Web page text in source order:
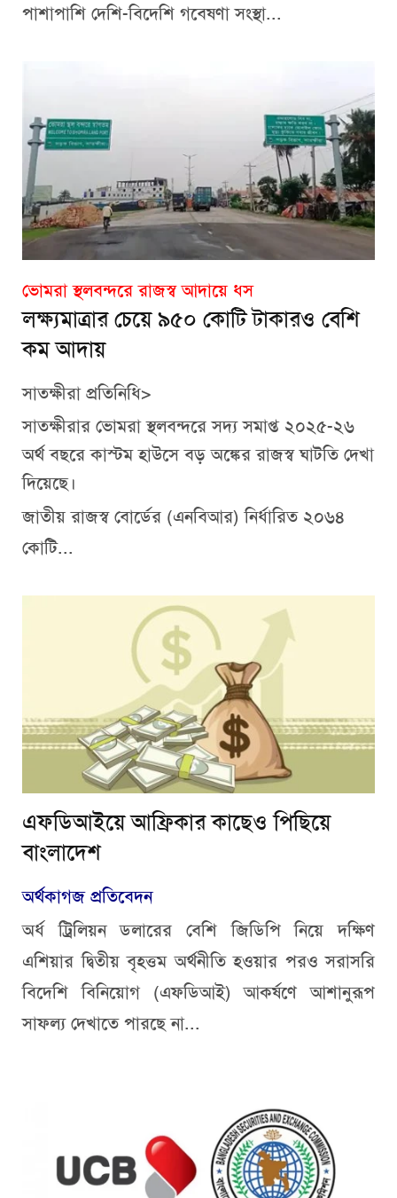
পাশাপাশি দেশি-বিদেশি গবেষণা সংস্থা...
ভোমরা স্থলবন্দরে রাজস্ব আদায়ে ধস
লক্ষ্যমাত্রার চেয়ে ৯৫০ কোটি টাকারও বেশি
কম আদায়
‎সাতক্ষীরা প্রতিনিধি>
সাতক্ষীরার ভোমরা স্থলবন্দরে সদ্য সমাপ্ত ২০২৫-২৬
অর্থ বছরে কাস্টম হাউসে বড় অঙ্কের রাজস্ব ঘাটতি দেখা
দিয়েছে।
জাতীয় রাজস্ব বোর্ডের (এনবিআর) নির্ধারিত ২০৬৪
কোটি...
এফডিআইয়ে আফ্রিকার কাছেও পিছিয়ে
বাংলাদেশ
অর্থকাগজ প্রতিবেদন
অর্ধ ট্রিলিয়ন ডলারের বেশি জিডিপি নিয়ে দক্ষিণ
এশিয়ার দ্বিতীয় বৃহত্তম অর্থনীতি হওয়ার পরও সরাসরি
বিদেশি বিনিয়োগ (এফডিআই) আকর্ষণে আশানুরূপ
সাফল্য দেখাতে পারছে না...